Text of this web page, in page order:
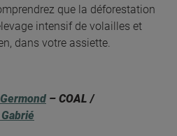
que la déforestation
intensif de volailles et
dans votre assiette.
– COAL /